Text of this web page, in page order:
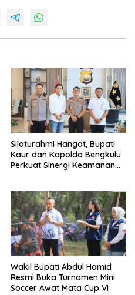
Silaturahmi Hangat, Bupati
Kaur dan Kapolda Bengkulu
Perkuat Sinergi Keamanan
Wakil Bupati Abdul Hamid
Resmi Buka Turnamen Mini
Soccer Awat Mata Cup VI